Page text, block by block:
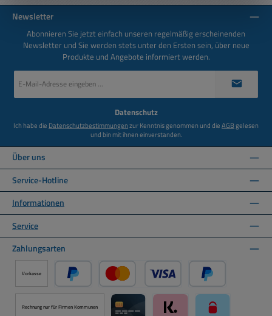
Newsletter
Abonnieren Sie jetzt einfach unseren regelmäßig erscheinenden
Newsletter und Sie werden stets unter den Ersten sein, über neue
Produkte und Angebote informiert werden.
Mail-
Datenschutz
Ich habe die Datenschutzbestimmungenzur Kenntnis genommen und dieAGBgelesen
und bin mit ihnen einverstanden.
Über uns
Service-Hotline
Informationen
Service
Zahlungsarten
Vorkasse
PayPal Kredit- oder Debitkarte über PayPal
Später Bezahlen
Rechnung nur für Firmen Kommunen